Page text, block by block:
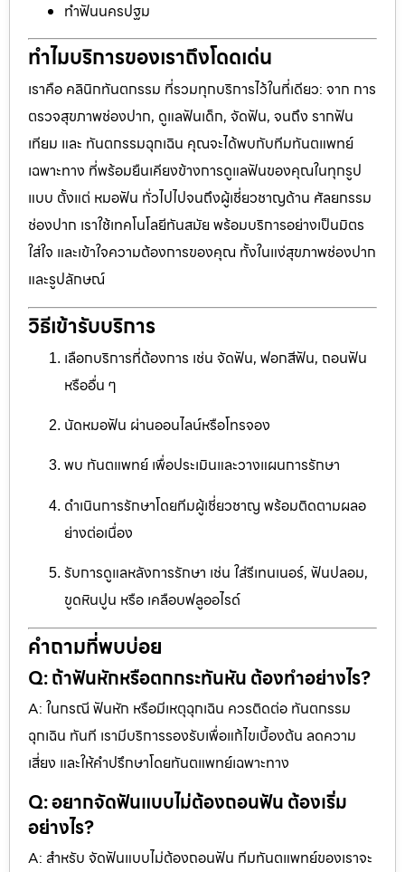
ทำฟันนครปฐม
ทำไมบริการของเราถึงโดดเด่น
เราคือ คลินิกทันตกรรม ที่รวมทุกบริการไว้ในที่เดียว: จาก การ
ตรวจสุขภาพช่องปาก, ดูแลฟันเด็ก, จัดฟัน, จนถึง รากฟัน
เทียม และ ทันตกรรมฉุกเฉิน คุณจะได้พบกับทีมทันตแพทย์
เฉพาะทาง ที่พร้อมยืนเคียงข้างการดูแลฟันของคุณในทุกรูป
แบบ ตั้งแต่ หมอฟัน ทั่วไปไปจนถึงผู้เชี่ยวชาญด้าน ศัลยกรรม
ช่องปาก เราใช้เทคโนโลยีทันสมัย พร้อมบริการอย่างเป็นมิตร
ใส่ใจ และเข้าใจความต้องการของคุณ ทั้งในแง่สุขภาพช่องปาก
และรูปลักษณ์
วิธีเข้ารับบริการ
เลือกบริการที่ต้องการ เช่น จัดฟัน, ฟอกสีฟัน, ถอนฟัน
หรืออื่น ๆ
นัดหมอฟัน ผ่านออนไลน์หรือโทรจอง
พบ ทันตแพทย์ เพื่อประเมินและวางแผนการรักษา
ดำเนินการรักษาโดยทีมผู้เชี่ยวชาญ พร้อมติดตามผลอ
ย่างต่อเนื่อง
รับการดูแลหลังการรักษา เช่น ใส่รีเทนเนอร์, ฟันปลอม,
ขูดหินปูน หรือ เคลือบฟลูออไรด์
คำถามที่พบบ่อย
Q: ถ้าฟันหักหรือตกกระทันหัน ต้องทำอย่างไร?
A: ในกรณี ฟันหัก หรือมีเหตุฉุกเฉิน ควรติดต่อ ทันตกรรม
ฉุกเฉิน ทันที เรามีบริการรองรับเพื่อแก้ไขเบื้องต้น ลดความ
เสี่ยง และให้คำปรึกษาโดยทันตแพทย์เฉพาะทาง
Q: อยากจัดฟันแบบไม่ต้องถอนฟัน ต้องเริ่ม
อย่างไร?
A: สำหรับ จัดฟันแบบไม่ต้องถอนฟัน ทีมทันตแพทย์ของเราจะ